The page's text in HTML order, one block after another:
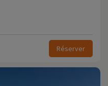
Réserver